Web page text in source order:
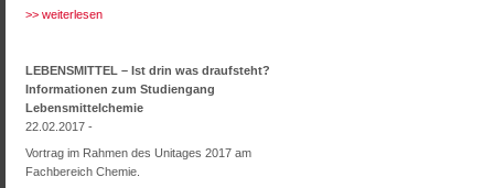
>> weiterlesen
LEBENSMITTEL – Ist drin was draufsteht?
Informationen zum Studiengang
Lebensmittelchemie
22.02.2017 -
Vortrag im Rahmen des Unitages 2017 am
Fachbereich Chemie.